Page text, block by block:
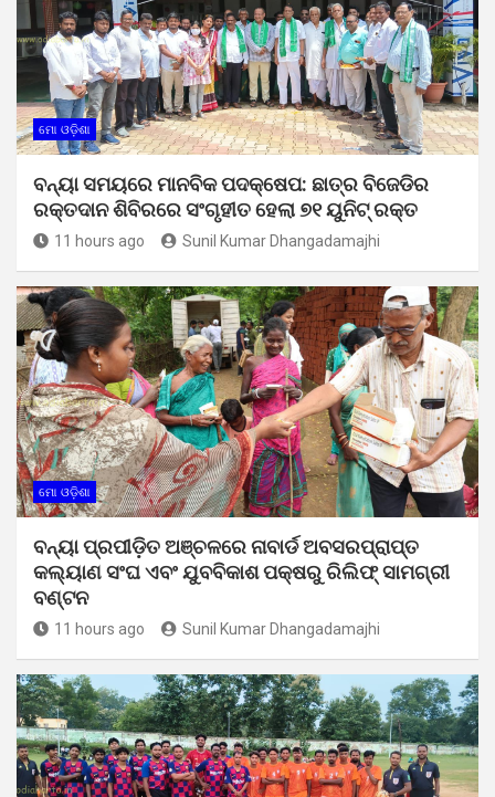
ମୋ ଓଡ଼ିଶା
ବନ୍ୟା ସମୟରେ ମାନବିକ ପଦକ୍ଷେପ: ଛାତ୍ର ବିଜେଡିର
ରକ୍ତଦାନ ଶିବିରରେ ସଂଗୃହୀତ ହେଲା ୭୧ ୟୁନିଟ୍ ରକ୍ତ
11 hours ago Sunil Kumar Dhangadamajhi
ମୋ ଓଡ଼ିଶା
ବନ୍ୟା ପ୍ରପୀଡ଼ିତ ଅଞ୍ଚଳରେ ନାବାର୍ଡ ଅବସରପ୍ରାପ୍ତ
କଲ୍ୟାଣ ସଂଘ ଏବଂ ଯୁବବିକାଶ ପକ୍ଷରୁ ରିଲିଫ୍ ସାମଗ୍ରୀ
ବଣ୍ଟନ
11 hours ago Sunil Kumar Dhangadamajhi